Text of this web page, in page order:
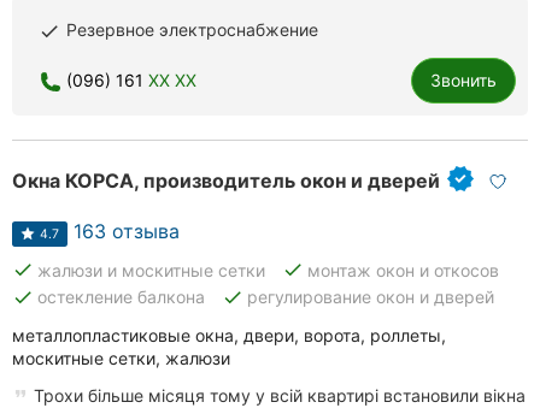
done Резервное электроснабжение
(096) 161 XX XX Звонить
Окна КОРСА, производитель окон и дверей
4.7 163 отзыва
done жалюзи и москитные сетки done монтаж окон и откосов
done остекление балкона done регулирование окон и дверей
металлопластиковые окна, двери, ворота, роллеты,
москитные сетки, жалюзи
Трохи більше місяця тому у всій квартирі встановили вікна